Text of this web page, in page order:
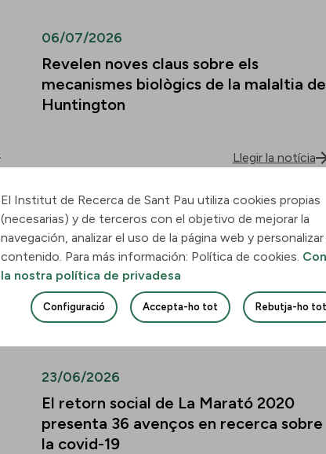
06/07/2026
Revelen noves claus sobre els
mecanismes biològics de la malaltia de
Huntington
Llegir la notícia
30/06/2026
Descobreixen com la leucèmia
mieloide aguda envaeix el pulmó i
quines vies podrien frenar-ne la
infiltració
Llegir la notícia
23/06/2026
El retorn social de La Marató 2020
presenta 36 avenços en recerca sobre
la covid-19
El Institut de Recerca de Sant Pau utiliza cookies propias
(necesarias) y de terceros con el objetivo de mejorar la
navegación, analizar el uso de la página web y personalizar
contenido. Para más información: Política de cookies.
la nostra política de privadesa
Configuració Accepta-ho tot Rebutja-ho tot